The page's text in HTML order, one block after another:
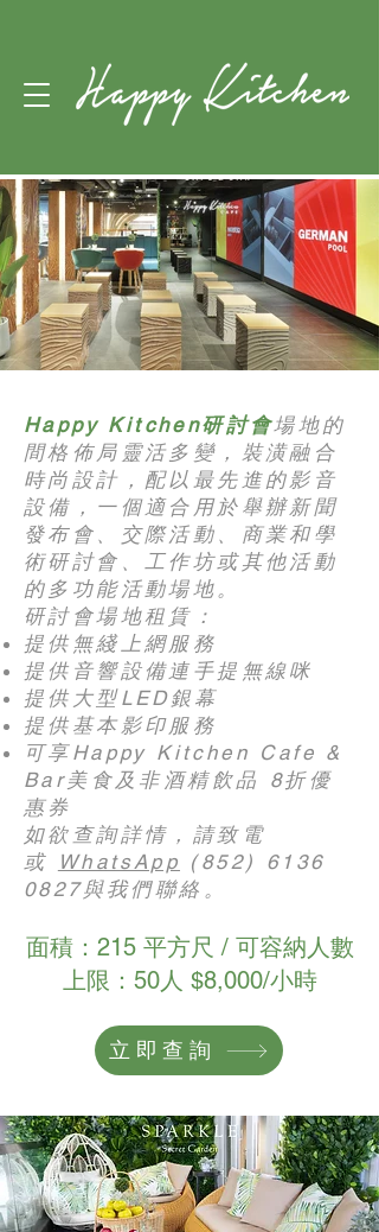
Happy Kitchen研討會場地的
間格佈局靈活多變，裝潢融合
時尚設計，配以最先進的影音
設備，一個適合用於舉辦新聞
發布會、交際活動、商業和學
術研討會、工作坊或其他活動
的多功能活動場地。
研討會場地租賃：
提供無綫上網服務
提供音響設備連手提無線咪
提供大型LED銀幕
提供基本影印服務
可享Happy Kitchen Cafe &
Bar美食及非酒精飲品 8折優
惠券
如欲查詢詳情，請致電
或
WhatsApp (852) 6136
0827與我們聯絡。
面積：215 平方尺 / 可容納人數
上限：50人 $8,000/小時
立即查詢